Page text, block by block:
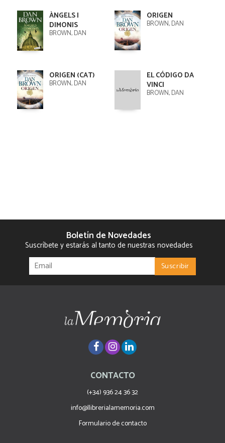
ÀNGELS I
DIMONIS
BROWN, DAN
ORIGEN
BROWN, DAN
ORIGEN (CAT)
BROWN, DAN
EL CÓDIGO DA
VINCI
BROWN, DAN
Boletín de Novedades
Suscríbete y estarás al tanto de nuestras novedades
CONTACTO
(+34) 936 24 36 32
info@llibrerialamemoria.com
Formulario de contacto